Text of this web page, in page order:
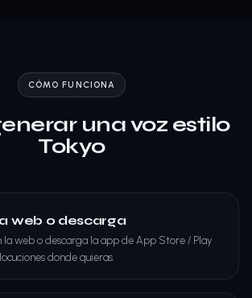
CÓMO FUNCIONA
una voz estilo
Tokyo
web o descarga
la web o descarga la app de App Store / Play
donde quieras.